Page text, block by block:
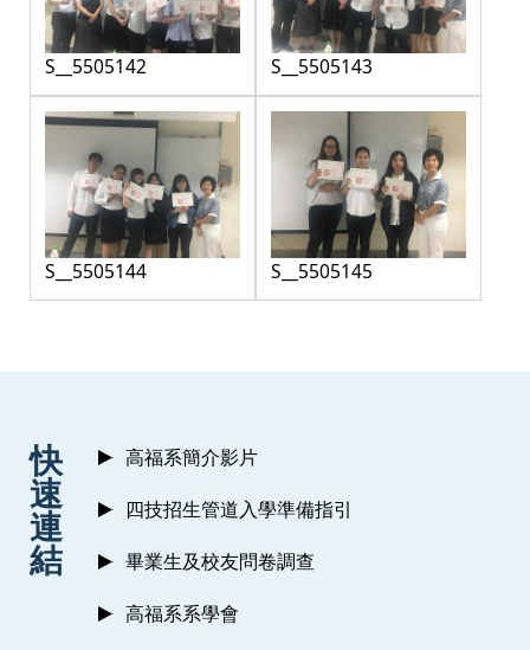
S__5505142 S__5505143
S__5505144 S__5505145
快
速
連
結
高福系簡介影片
四技招生管道入學準備指引
畢業生及校友問卷調查
高福系系學會